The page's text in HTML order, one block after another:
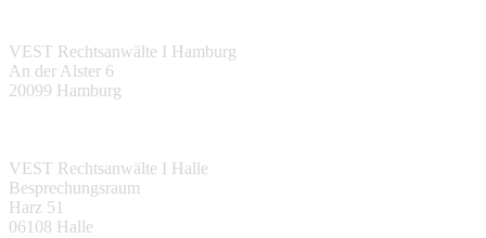
VEST Rechtsanwälte I Hamburg
An der Alster 6
20099 Hamburg
VEST Rechtsanwälte I Halle
Besprechungsraum
Harz 51
06108 Halle